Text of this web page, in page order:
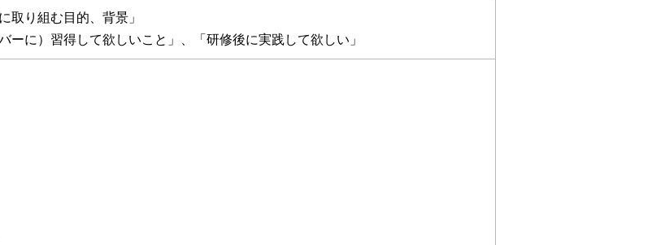
取り組む目的、背景」
ーに）習得して欲しいこと」、「研修後に実践して欲しい」